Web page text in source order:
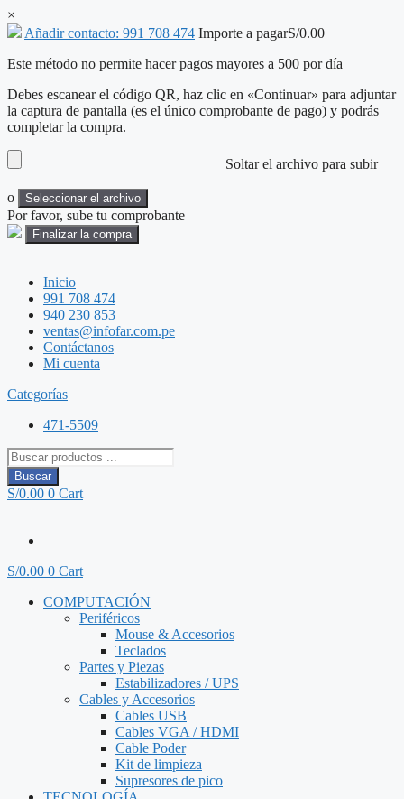
×
Añadir contacto: 991 708 474 Importe a pagarS/0.00
Este método no permite hacer pagos mayores a 500 por día
Debes escanear el código QR, haz clic en «Continuar» para adjuntar
la captura de pantalla (es el único comprobante de pago) y podrás
completar la compra.
Soltar el archivo para subir
o Seleccionar el archivo
Por favor, sube tu comprobante
contenido
Inicio
991 708 474
940 230 853
ventas@infofar.com.pe
Contáctanos
Mi cuenta
Categorías
471-5509
Búsqueda
de
productos
Buscar
S/0.00 0 Cart
S/0.00 0 Cart
COMPUTACIÓN
Periféricos
Mouse & Accesorios
Teclados
Partes y Piezas
Estabilizadores / UPS
Cables y Accesorios
Cables USB
Cables VGA / HDMI
Cable Poder
Kit de limpieza
Supresores de pico